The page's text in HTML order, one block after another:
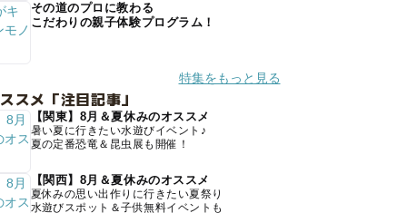
その道のプロに教わる
こだわりの親子体験プログラム！
特集をもっと見る
スメ「注目記事」
【関東】8月＆夏休みのオススメ
暑い夏に行きたい水遊びイベント♪
夏の定番恐竜＆昆虫展も開催！
【関西】8月＆夏休みのオススメ
夏休みの思い出作りに行きたい夏祭り
水遊びスポット＆子供無料イベントも